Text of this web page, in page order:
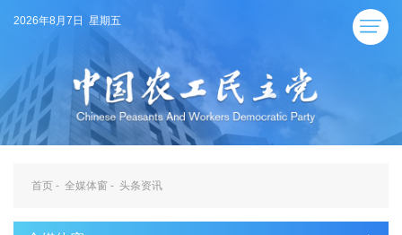
2026年8月7日 星期五
首页 - 全媒体窗 - 头条资讯